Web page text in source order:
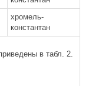
хромель-
константан
в табл. 2.